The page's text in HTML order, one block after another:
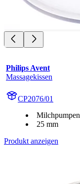
Philips Avent
Massagekissen
CP2076/01
Milchpumpen
25 mm
Produkt anzeigen